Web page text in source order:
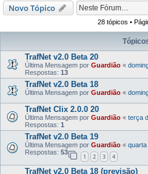
Novo Tópico
28 tópicos •
TrafNet v2.0 Beta 20
Última Mensagem por Guardião «
Respostas: 13
TrafNet v2.0 Beta 18
Última Mensagem por Guardião «
TrafNet Clix 2.0.0 20
Última Mensagem por Guardião « terça
Respostas: 1
TrafNet v2.0 Beta 19
Última Mensagem por Guardião « quarta
Respostas: 53
1 2 3 4
TrafNet v2.0 Beta 18 (previsão)